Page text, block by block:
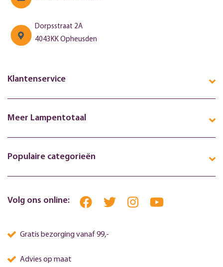
Dorpsstraat 2A
4043KK Opheusden
Klantenservice
Meer Lampentotaal
Populaire categorieën
Volg ons online:
Gratis bezorging vanaf 99,-
Advies op maat